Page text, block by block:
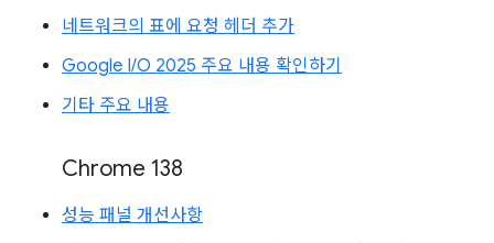
네트워크의 표에 요청 헤더 추가
Google I/O 2025 주요 내용 확인하기
기타 주요 내용
Chrome 138
성능 패널 개선사항